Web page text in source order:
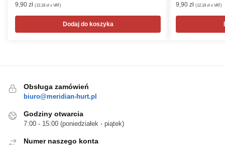
9,90 zł (12,18 zł z VAT)
Dodaj do koszyka
9,90 zł (12,18 zł z VAT)
Obsługa zamówień
biuro@meridian-hurt.pl
Godziny otwarcia
7:00 - 15:00 (poniedziałek - piątek)
Numer naszego konta